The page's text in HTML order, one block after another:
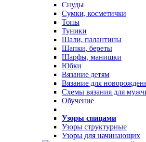
Снуды
Сумки, косметички
Топы
Туники
Шали, палантины
Шапки, береты
Шарфы, манишки
Юбки
Вязание детям
Вязание для
Схемы вязания для
Обучение
Узоры спицами
Узоры структурные
Узоры для начинающих